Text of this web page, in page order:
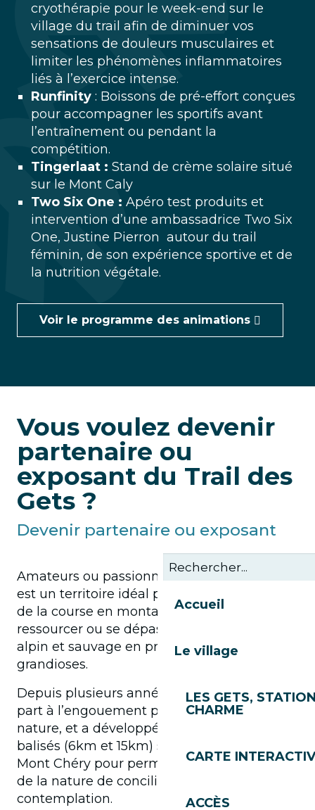
Accueil
Le village
LES GETS,
CHARME
CARTE
ACCÈS
cryothérapie pour le week-end sur le
village du trail afin de diminuer vos
sensations de douleurs musculaires et
limiter les phénomènes inflammatoires
liés à l’exercice intense.
Runfinity : Boissons de pré-effort conçues
pour accompagner les sportifs avant
l’entraînement ou pendant la
compétition.
Tingerlaat : Stand de crème solaire situé
sur le Mont Caly
Two Six One : Apéro test produits et
intervention d’une ambassadrice Two Six
One, Justine Pierron autour du trail
féminin, de son expérience sportive et de
la nutrition végétale.
Voir le programme des animations
Vous voulez devenir
partenaire ou
exposant du Trail des
Gets ?
Devenir partenaire ou exposant
Amateurs ou passionnés de trail, Les Gets
est un territoire idéal pour tous les adeptes
de la course en montagne qui souhaitent se
ressourcer ou se dépasser dans un décor
alpin et sauvage en profitant de paysages
grandioses.
Depuis plusieurs années, la station a pris
part à l’engouement pour ce sport de
nature, et a développé deux itinéraires
balisés (6km et 15km) sur le versant du
Mont Chéry pour permettre aux amoureux
de la nature de concilier sport et
contemplation.